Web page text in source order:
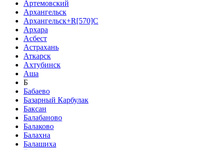
Артемовский
Архангельск
Архангельск+R[570]C
Архара
Асбест
Астрахань
Аткарск
Ахтубинск
Аша
Б
Бабаево
Базарный Карбулак
Баксан
Балабаново
Балаково
Балахна
Балашиха